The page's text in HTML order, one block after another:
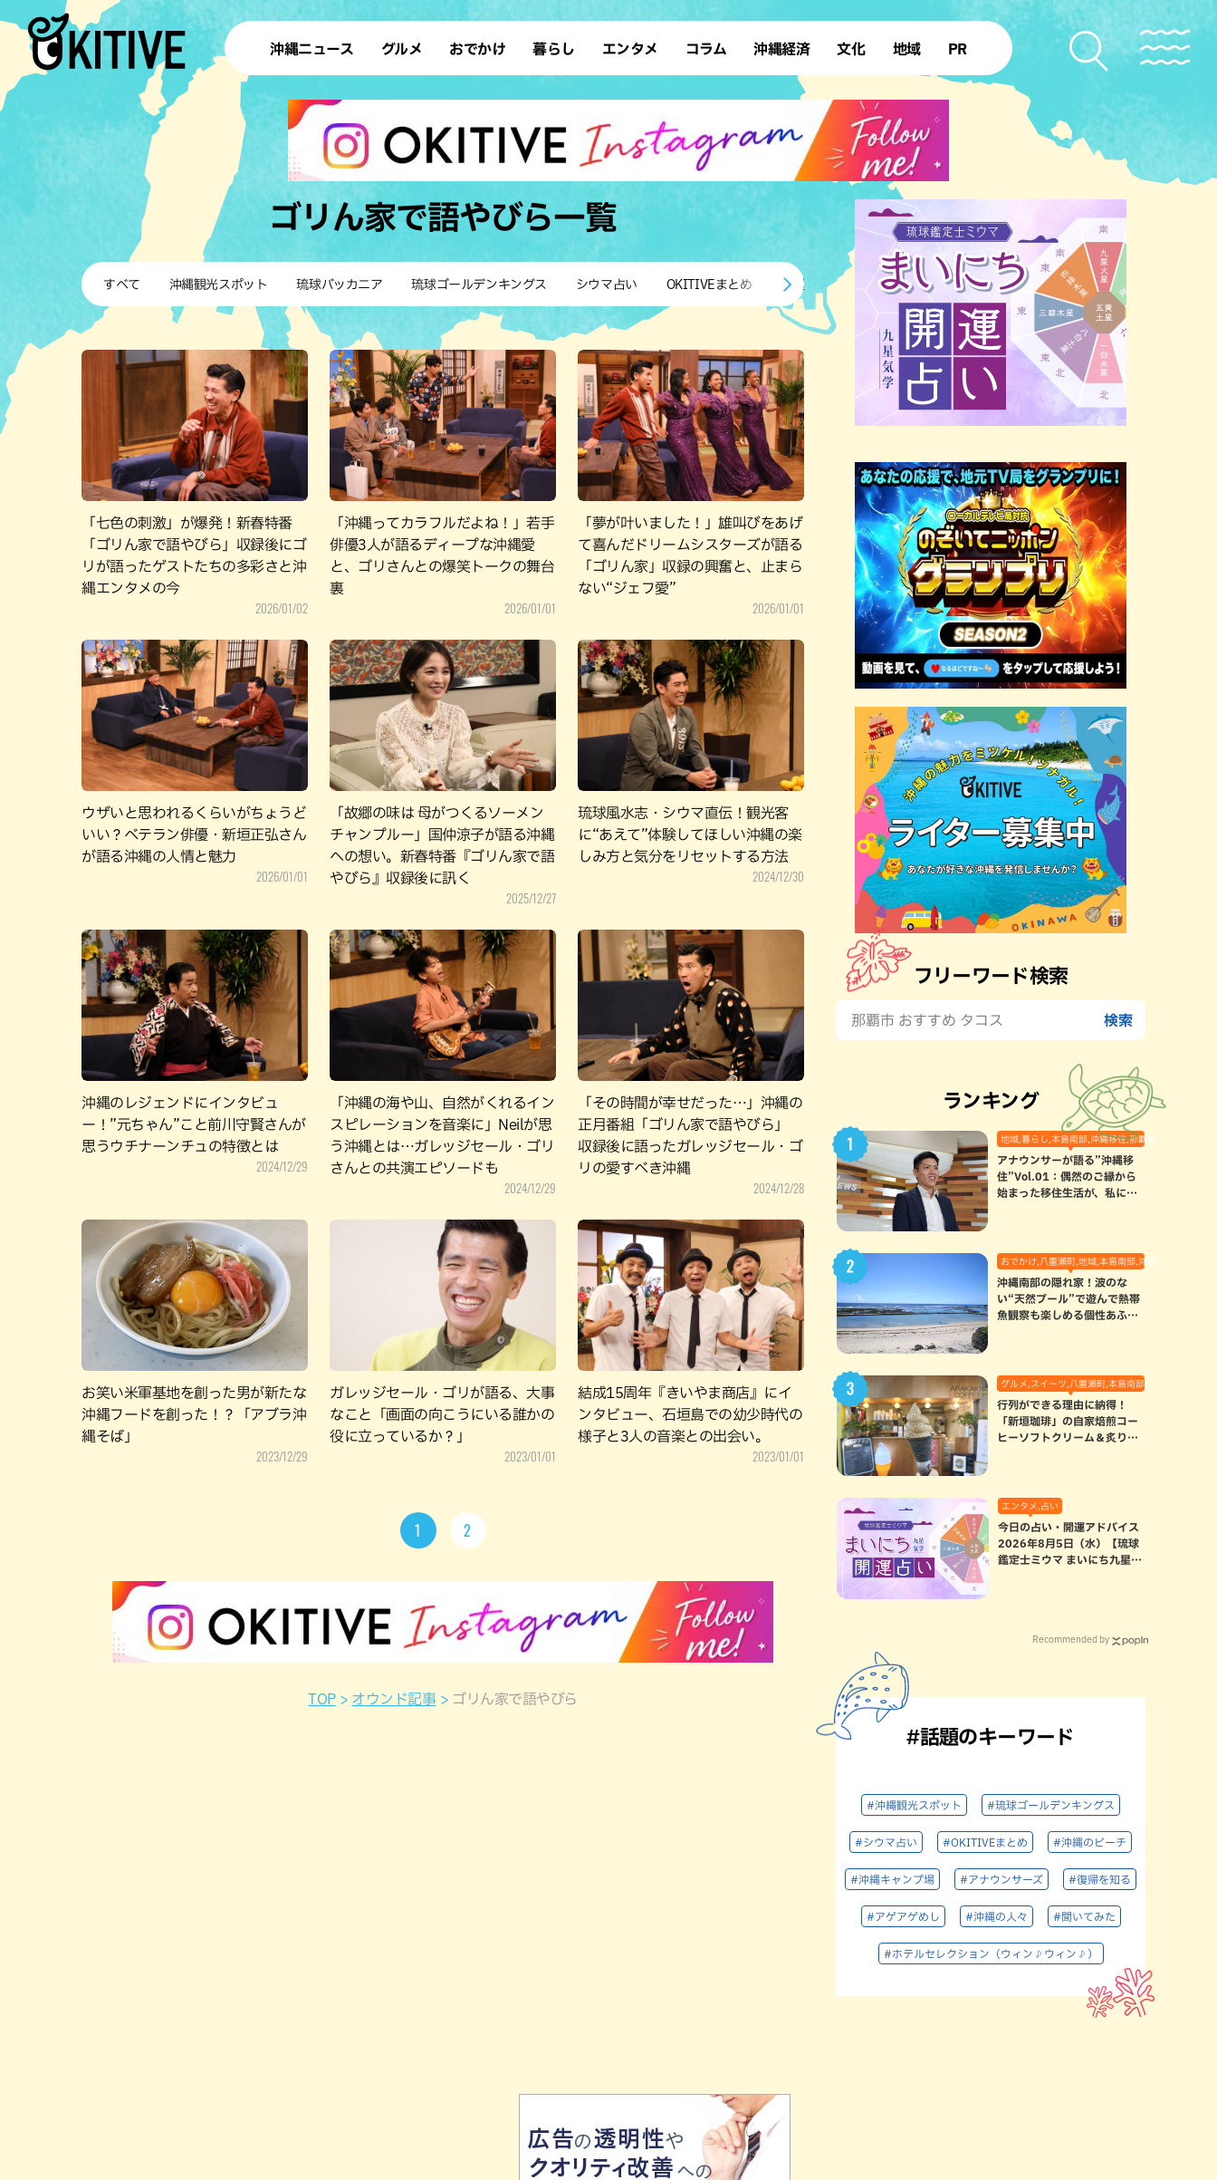
沖縄ニュース グルメ
ラーメン 沖縄そば
テイクアウト カフェ
すし・魚料理 和食・日本料理
沖縄料理 アジア・エスニック
ステーキ・焼肉 焼鳥・串料理
その他の肉料理 居酒屋・バー
ブッフェ・バイキング スイーツ
パン カレー
ハンバーガー タコス・タコライス
おでかけ
デート ドライブ
散歩 ソロ活
歴史 体験
サウナ 公園
暮らし
レシピ SDGs
ファッション ローカルニュース
沖縄移住 沖縄旧暦行事
エンタメ
スポーツ 占い
タレント・芸人 テレビ
コラム 沖縄経済 文化
復帰50年
地域
本島北部
本島南部 先島諸島
北部離島
PR
ゴリん家で語やびら一覧
すべて 沖縄観光スポット 琉球バッカニア 琉球ゴールデンキングス シウマ占い OKITIVEまとめ 沖縄のビーチ 沖縄キャンプ場 アナウンサーズ 復帰を知る
「七色の刺激」が爆発！新春特番
「ゴリん家で語やびら」収録後にゴ
リが語ったゲストたちの多彩さと沖
縄エンタメの今
2026/01/02
「沖縄ってカラフルだよね！」若手
俳優3人が語るディープな沖縄愛
と、ゴリさんとの爆笑トークの舞台
裏
2026/01/01
「夢が叶いました！」雄叫びをあげ
て喜んだドリームシスターズが語る
「ゴリん家」収録の興奮と、止まら
ない“ジェフ愛”
2026/01/01
ウザいと思われるくらいがちょうど
いい？ベテラン俳優・新垣正弘さん
が語る沖縄の人情と魅力
2026/01/01
「故郷の味は 母がつくるソーメン
チャンプルー」国仲涼子が語る沖縄
への想い。新春特番『ゴリん家で語
やびら』収録後に訊く
2025/12/27
琉球風水志・シウマ直伝！観光客
に“あえて”体験してほしい沖縄の楽
しみ方と気分をリセットする方法
2024/12/30
沖縄のレジェンドにインタビュ
ー！”元ちゃん”こと前川守賢さんが
思うウチナーンチュの特徴とは
2024/12/29
「沖縄の海や山、自然がくれるイン
スピレーションを音楽に」Neilが思
う沖縄とは…ガレッジセール・ゴリ
さんとの共演エピソードも
2024/12/29
「その時間が幸せだった…」沖縄の
正月番組「ゴリん家で語やびら」
収録後に語ったガレッジセール・ゴ
リの愛すべき沖縄
2024/12/28
お笑い米軍基地を創った男が新たな
沖縄フードを創った！？「アブラ沖
縄そば」
2023/12/29
ガレッジセール・ゴリが語る、大事
なこと「画面の向こうにいる誰かの
役に立っているか？」
2023/01/01
結成15周年『きいやま商店』にイ
ンタビュー、石垣島での幼少時代の
様子と3人の音楽との出会い。
2023/01/01
1 2
TOP オウンド記事 ゴリん家で語やびら
フリーワード検索
ランキング
地域,暮らし,本島南部,沖縄移住,那覇市
アナウンサーが語る”沖縄移
住”Vol.01：偶然のご縁から
始まった移住生活が、私にと
おでかけ,八重瀬町,地域,本島南部,沖縄の海,自然
沖縄南部の隠れ家！波のな
い“天然プール”で遊んで熱帯
魚観察も楽しめる個性あふれ
グルメ,スイーツ,八重瀬町,本島南部
行列ができる理由に納得！
「新垣珈琲」の自家焙煎コー
ヒーソフトクリーム＆炙りマ
エンタメ,占い
今日の占い・開運アドバイス
2026年8月5日（水）【琉球
鑑定士ミウマ まいにち九星気
Recommended by
#話題のキーワード
#沖縄観光スポット #琉球ゴールデンキングス
#シウマ占い #OKITIVEまとめ #沖縄のビーチ
#沖縄キャンプ場 #アナウンサーズ #復帰を知る
#アゲアゲめし #沖縄の人々 #聞いてみた
#ホテルセレクション（ウィン♪ウィン♪）